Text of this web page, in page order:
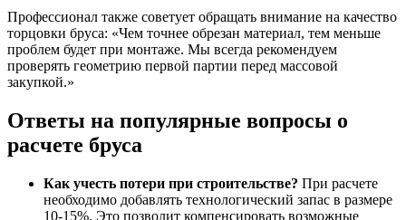
Профессионал также советует обращать внимание на качество
торцовки бруса: «Чем точнее обрезан материал, тем меньше
проблем будет при монтаже. Мы всегда рекомендуем
проверять геометрию первой партии перед массовой
закупкой.»
Ответы на популярные вопросы о
расчете бруса
Как учесть потери при строительстве? При расчете
необходимо добавлять технологический запас в размере
10-15%. Это позволит компенсировать возможные